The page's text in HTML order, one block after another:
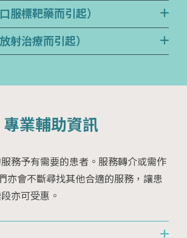
服標靶藥而引起）
射治療而引起）
專業輔助資訊
務予有需要的患者。服務轉介或需作
亦會不斷尋找其他合適的服務，讓患
亦可受惠。